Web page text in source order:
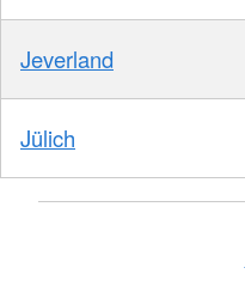
Jeverland
Jülich